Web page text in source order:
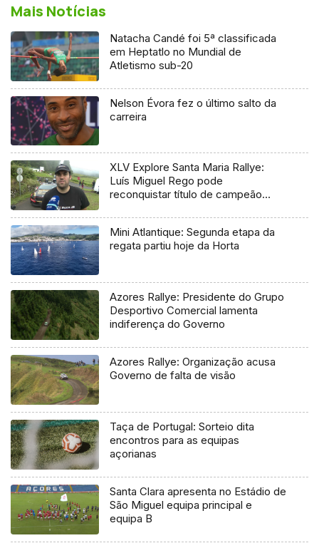
Mais Notícias
Natacha Candé foi 5ª classificada
em Heptatlo no Mundial de
Atletismo sub-20
Nelson Évora fez o último salto da
carreira
XLV Explore Santa Maria Rallye:
Luís Miguel Rego pode
reconquistar título de campeão
Mini Atlantique: Segunda etapa da
regata partiu hoje da Horta
Azores Rallye: Presidente do Grupo
Desportivo Comercial lamenta
indiferença do Governo
Azores Rallye: Organização acusa
Governo de falta de visão
Taça de Portugal: Sorteio dita
encontros para as equipas
açorianas
Santa Clara apresenta no Estádio de
São Miguel equipa principal e
equipa B